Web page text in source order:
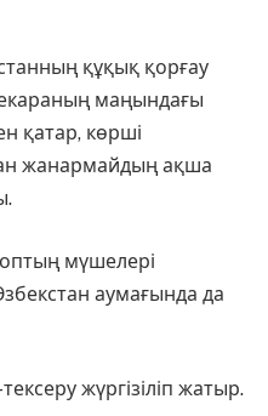
құқық қорғау
маңындағы
қатар, көрші
жанармайдың ақша
мүшелері
аумағында да
жүргізіліп жатыр.